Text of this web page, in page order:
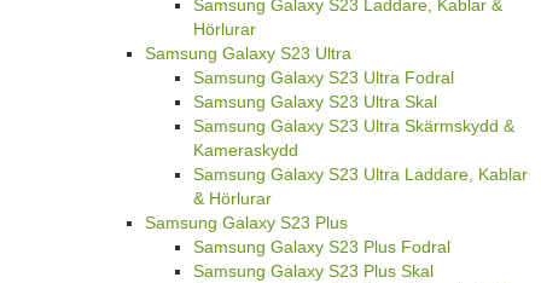
Samsung Galaxy S23 Laddare, Kablar &
Hörlurar
Samsung Galaxy S23 Ultra
Samsung Galaxy S23 Ultra Fodral
Samsung Galaxy S23 Ultra Skal
Samsung Galaxy S23 Ultra Skärmskydd &
Kameraskydd
Samsung Galaxy S23 Ultra Laddare, Kablar
& Hörlurar
Samsung Galaxy S23 Plus
Samsung Galaxy S23 Plus Fodral
Samsung Galaxy S23 Plus Skal